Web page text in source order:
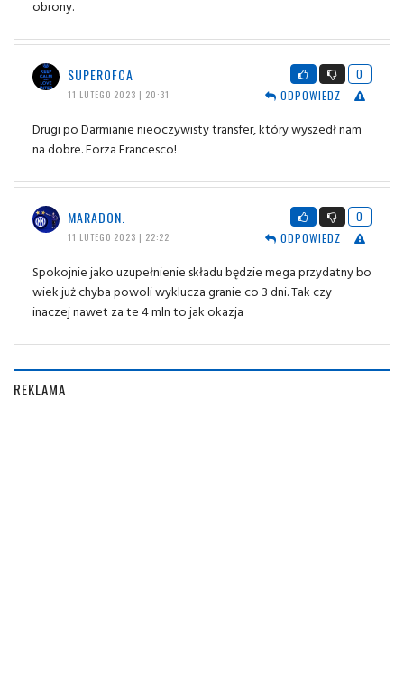
obrony.
SUPEROFCA
11 LUTEGO 2023 | 20:31
0
ODPOWIEDZ
Drugi po Darmianie nieoczywisty transfer, który wyszedł nam
na dobre. Forza Francesco!
MARADON.
11 LUTEGO 2023 | 22:22
0
ODPOWIEDZ
Spokojnie jako uzupełnienie składu będzie mega przydatny bo
wiek już chyba powoli wyklucza granie co 3 dni. Tak czy
inaczej nawet za te 4 mln to jak okazja
REKLAMA